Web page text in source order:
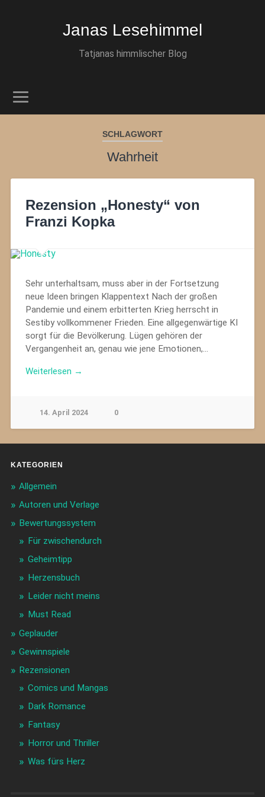
Janas Lesehimmel
Tatjanas himmlischer Blog
SCHLAGWORT
Wahrheit
Rezension „Honesty“ von
Franzi Kopka
Sehr unterhaltsam, muss aber in der Fortsetzung
neue Ideen bringen Klappentext Nach der großen
Pandemie und einem erbitterten Krieg herrscht in
Sestiby vollkommener Frieden. Eine allgegenwärtige KI
sorgt für die Bevölkerung. Lügen gehören der
Vergangenheit an, genau wie jene Emotionen,…
Weiterlesen →
14. April 2024 0
KATEGORIEN
Allgemein
Autoren und Verlage
Bewertungssystem
Für zwischendurch
Geheimtipp
Herzensbuch
Leider nicht meins
Must Read
Geplauder
Gewinnspiele
Rezensionen
Comics und Mangas
Dark Romance
Fantasy
Horror und Thriller
Was fürs Herz